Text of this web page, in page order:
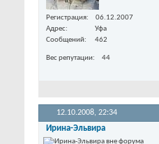
Регистрация
06.12.2007
Адрес
Уфа
Сообщений
462
Вес репутации 44
12.10.2008, 22:34
Ирина-Эльвира